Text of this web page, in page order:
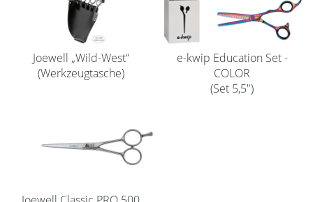
Aktuelle Informationen
Joewell „Wild-West“
(Werkzeugtasche)
e-kwip Education Set -
COLOR
(Set 5,5")